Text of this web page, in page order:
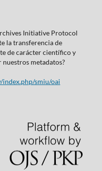
Initiative Protocol
la transferencia de
de carácter científico y
nuestros metadatos?
smiu/oai